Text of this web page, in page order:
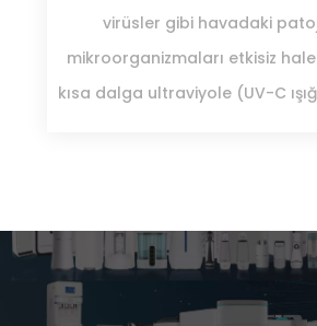
virüsler gibi havadaki
mikroorganizmaları etkisiz
kısa dalga ultraviyole (UV-C